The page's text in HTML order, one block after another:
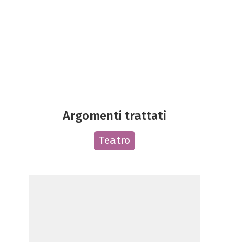
Argomenti trattati
Teatro